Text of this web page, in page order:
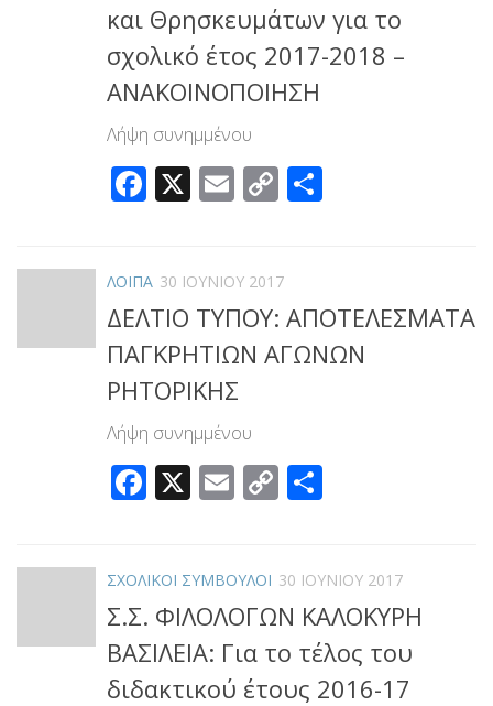
και Θρησκευμάτων για το
σχολικό έτος 2017-2018 –
ΑΝΑΚΟΙΝΟΠΟΙΗΣΗ
Λήψη συνημμένου
Facebook
X Email
Copy
ΛΟΙΠΑ 30 ΙΟΥΝΊΟΥ 2017
ΔΕΛΤΙΟ ΤΥΠΟΥ: ΑΠΟΤΕΛΕΣΜΑΤΑ
ΠΑΓΚΡΗΤΙΩΝ ΑΓΩΝΩΝ
ΡΗΤΟΡΙΚΗΣ
Λήψη συνημμένου
Facebook
X Email
Copy
ΣΧΟΛΙΚΟΙ ΣΥΜΒΟΥΛΟΙ 30 ΙΟΥΝΊΟΥ 2017
Σ.Σ. ΦΙΛΟΛΟΓΩΝ ΚΑΛΟΚΥΡΗ
ΒΑΣΙΛΕΙΑ: Για το τέλος του
διδακτικού έτους 2016-17